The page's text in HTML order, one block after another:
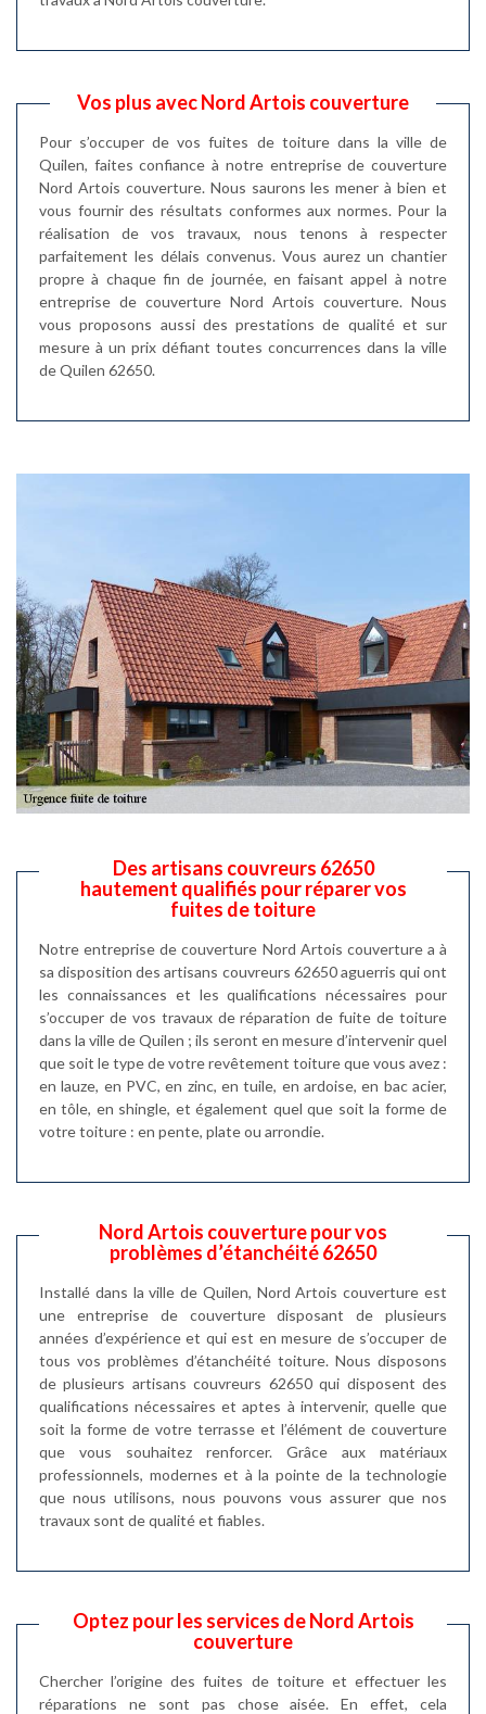
Vos plus avec Nord Artois couverture
Pour s’occuper de vos fuites de toiture dans la ville de
Quilen, faites confiance à notre entreprise de couverture
Nord Artois couverture. Nous saurons les mener à bien et
vous fournir des résultats conformes aux normes. Pour la
réalisation de vos travaux, nous tenons à respecter
parfaitement les délais convenus. Vous aurez un chantier
propre à chaque fin de journée, en faisant appel à notre
entreprise de couverture Nord Artois couverture. Nous
vous proposons aussi des prestations de qualité et sur
mesure à un prix défiant toutes concurrences dans la ville
de Quilen 62650.
Des artisans couvreurs 62650
hautement qualifiés pour réparer vos
fuites de toiture
Notre entreprise de couverture Nord Artois couverture a à
sa disposition des artisans couvreurs 62650 aguerris qui ont
les connaissances et les qualifications nécessaires pour
s’occuper de vos travaux de réparation de fuite de toiture
dans la ville de Quilen ; ils seront en mesure d’intervenir quel
que soit le type de votre revêtement toiture que vous avez :
en lauze, en PVC, en zinc, en tuile, en ardoise, en bac acier,
en tôle, en shingle, et également quel que soit la forme de
votre toiture : en pente, plate ou arrondie.
Nord Artois couverture pour vos
problèmes d’étanchéité 62650
Installé dans la ville de Quilen, Nord Artois couverture est
une entreprise de couverture disposant de plusieurs
années d’expérience et qui est en mesure de s’occuper de
tous vos problèmes d’étanchéité toiture. Nous disposons
de plusieurs artisans couvreurs 62650 qui disposent des
qualifications nécessaires et aptes à intervenir, quelle que
soit la forme de votre terrasse et l’élément de couverture
que vous souhaitez renforcer. Grâce aux matériaux
professionnels, modernes et à la pointe de la technologie
que nous utilisons, nous pouvons vous assurer que nos
travaux sont de qualité et fiables.
Optez pour les services de Nord Artois
couverture
Chercher l’origine des fuites de toiture et effectuer les
réparations ne sont pas chose aisée. En effet, cela